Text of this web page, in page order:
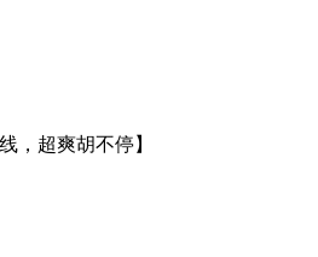
超爽胡不停】